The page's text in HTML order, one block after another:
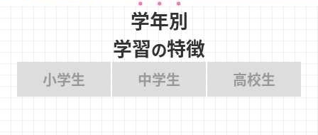
学年別
学習の特徴
小学生 中学生 高校生